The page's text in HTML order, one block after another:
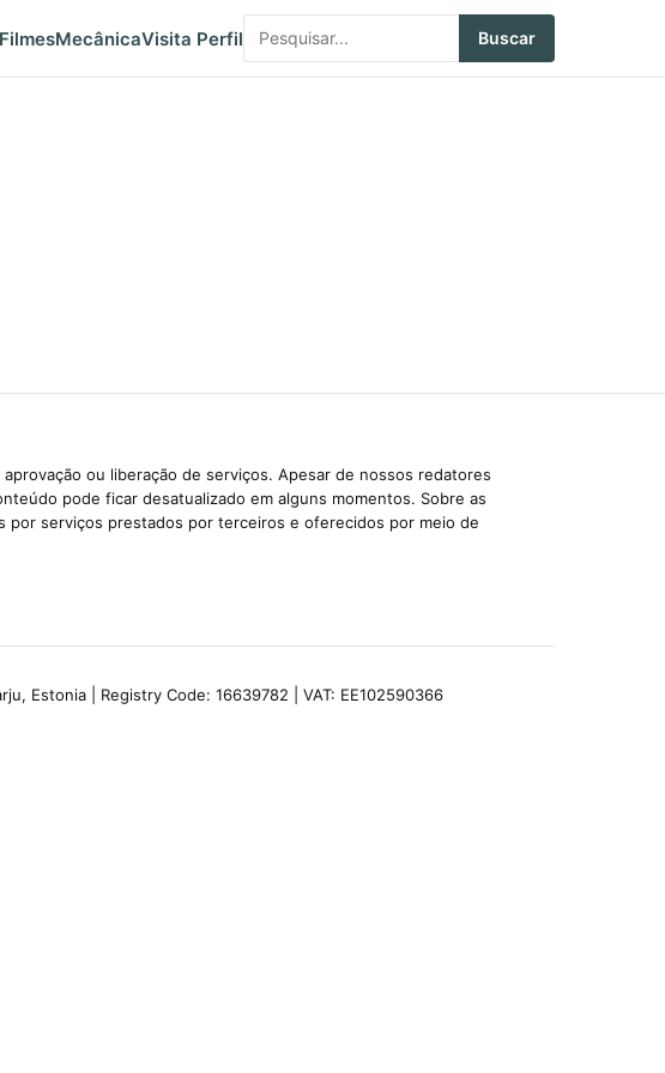
FilmesMecânicaVisita Perfil Buscar
ou liberação de serviços. Apesar de nossos redatores
pode ficar desatualizado em alguns momentos. Sobre as
por serviços prestados por terceiros e oferecidos por meio de
Estonia | Registry Code: 16639782 | VAT: EE102590366